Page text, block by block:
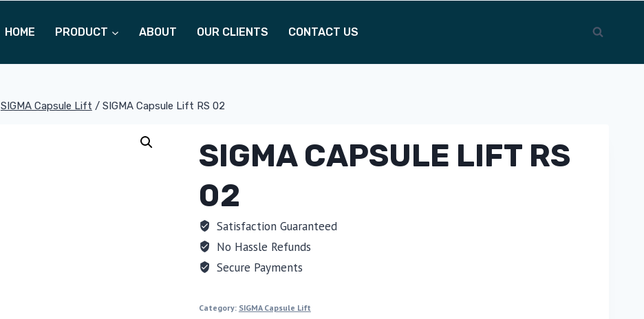
HOME PRODUCT ABOUT OUR CLIENTS CONTACT US
SIGMA Capsule Lift / SIGMA Capsule Lift RS 02
SIGMA CAPSULE LIFT RS
02
Satisfaction Guaranteed
No Hassle Refunds
Secure Payments
Category: SIGMA Capsule Lift